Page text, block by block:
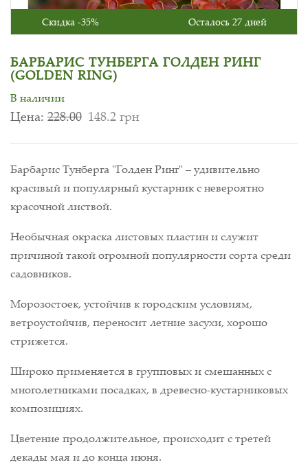
Скидка -35% Осталось 27 дней
БАРБАРИС ТУНБЕРГА ГОЛДЕН РИНГ
(GOLDEN RING)
В наличии
Цена: 228.00 148.2 грн
Барбарис Тунберга "Голден Ринг" – удивительно
красивый и популярный кустарник с невероятно
красочной листвой.
Необычная окраска листовых пластин и служит
причиной такой огромной популярности сорта среди
садовников.
Морозостоек, устойчив к городским условиям,
ветроустойчив, переносит летние засухи, хорошо
стрижется.
Широко применяется в групповых и смешанных с
многолетниками посадках, в древесно-кустарниковых
композициях.
Цветение продолжительное, происходит с третей
декады мая и до конца июня.